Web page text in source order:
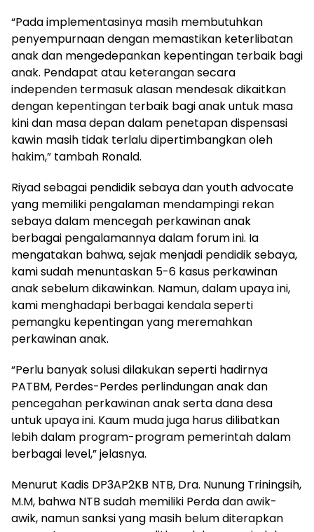
“Pada implementasinya masih membutuhkan
penyempurnaan dengan memastikan keterlibatan
anak dan mengedepankan kepentingan terbaik bagi
anak. Pendapat atau keterangan secara
independen termasuk alasan mendesak dikaitkan
dengan kepentingan terbaik bagi anak untuk masa
kini dan masa depan dalam penetapan dispensasi
kawin masih tidak terlalu dipertimbangkan oleh
hakim,” tambah Ronald.
Riyad sebagai pendidik sebaya dan youth advocate
yang memiliki pengalaman mendampingi rekan
sebaya dalam mencegah perkawinan anak
berbagai pengalamannya dalam forum ini. Ia
mengatakan bahwa, sejak menjadi pendidik sebaya,
kami sudah menuntaskan 5-6 kasus perkawinan
anak sebelum dikawinkan. Namun, dalam upaya ini,
kami menghadapi berbagai kendala seperti
pemangku kepentingan yang meremahkan
perkawinan anak.
“Perlu banyak solusi dilakukan seperti hadirnya
PATBM, Perdes-Perdes perlindungan anak dan
pencegahan perkawinan anak serta dana desa
untuk upaya ini. Kaum muda juga harus dilibatkan
lebih dalam program-program pemerintah dalam
berbagai level,” jelasnya.
Menurut Kadis DP3AP2KB NTB, Dra. Nunung Triningsih,
M.M, bahwa NTB sudah memiliki Perda dan awik-
awik, namun sanksi yang masih belum diterapkan